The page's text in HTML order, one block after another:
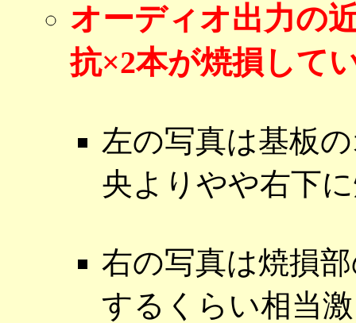
オーディオ出力の
抗×2本が焼損して
左の写真は基板
央よりやや右下
右の写真は焼損
するくらい相当